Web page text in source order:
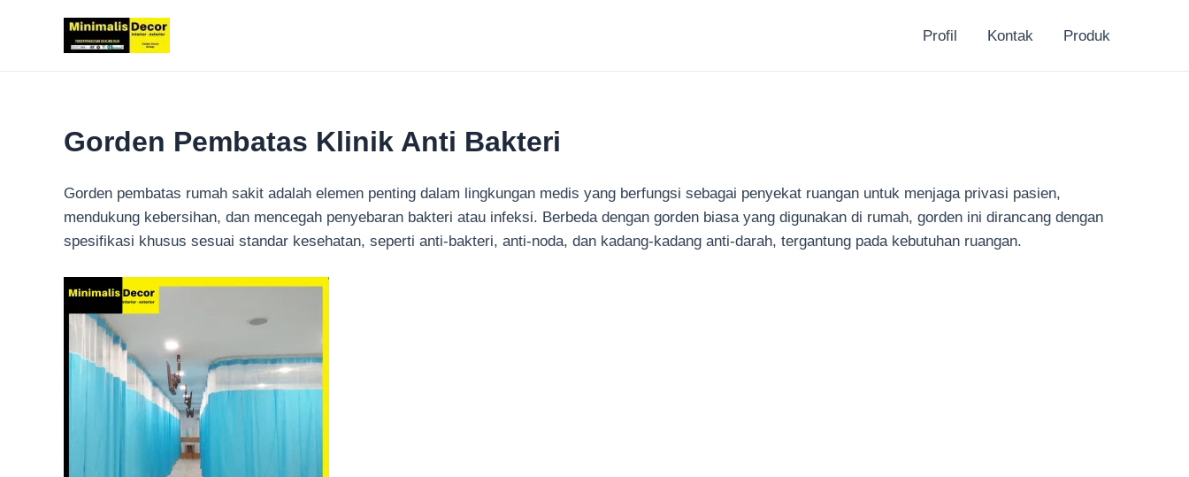
Profil Kontak Produk
Gorden Pembatas Klinik Anti Bakteri
Gorden pembatas rumah sakit adalah elemen penting dalam lingkungan medis yang berfungsi sebagai penyekat ruangan untuk menjaga privasi pasien,
mendukung kebersihan, dan mencegah penyebaran bakteri atau infeksi. Berbeda dengan gorden biasa yang digunakan di rumah, gorden ini dirancang dengan
spesifikasi khusus sesuai standar kesehatan, seperti anti-bakteri, anti-noda, dan kadang-kadang anti-darah, tergantung pada kebutuhan ruangan.